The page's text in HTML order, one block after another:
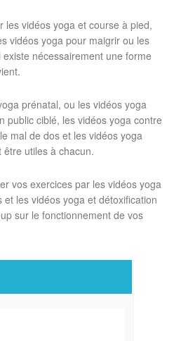
les vidéos yoga et course à pied,
vidéos yoga pour maigrir ou les
nécessairement une forme
prénatal, ou les vidéos yoga
public ciblé, les vidéos yoga contre
mal de dos et les vidéos yoga
utiles à chacun.
vos exercices par les vidéos yoga
les vidéos yoga et détoxification
sur le fonctionnement de vos